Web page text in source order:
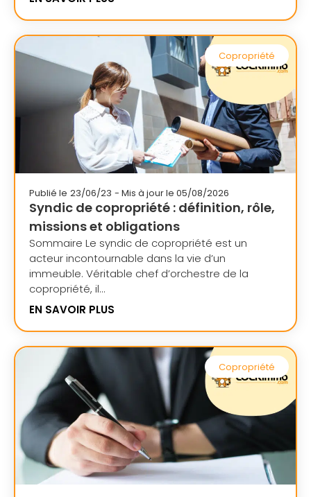
Copropriété
Publié le 23/06/23 - Mis à jour le 05/08/2026
Syndic de copropriété : définition, rôle,
missions et obligations
Sommaire Le syndic de copropriété est un
acteur incontournable dans la vie d’un
immeuble. Véritable chef d’orchestre de la
copropriété, il...
EN SAVOIR PLUS
Copropriété